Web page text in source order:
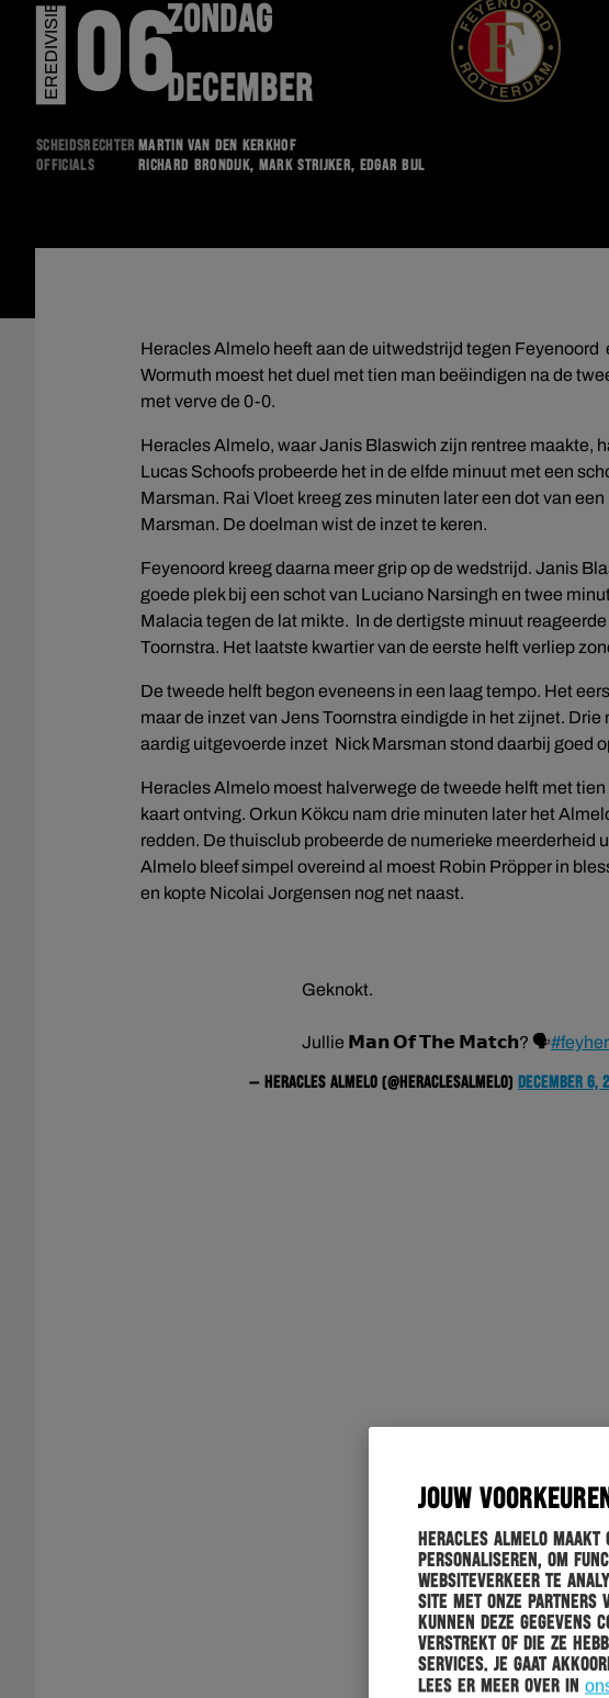
JOUW VOORKEUREN
Heracles Almelo
personaliseren, om
websiteverkeer te
site met onze partners
kunnen deze gegevens
verstrekt of die ze
services. Je gaat
Lees er meer over in
EREDIVISIE 06ZONDAG
DECEMBER
Scheidsrechter Martin van den Kerkhof
Officials
Richard Brondijk, Mark Strijker, Edgar Bijl
Heracles Almelo heeft aan de uitwedstrijd tegen
Wormuth moest het duel met tien man beëindigen na de
met verve de 0-0.
Heracles Almelo, waar Janis Blaswich zijn rentree maakte,
Lucas Schoofs probeerde het in de elfde minuut met een
Marsman. Rai Vloet kreeg zes minuten later een dot van
Marsman. De doelman wist de inzet te keren.
Feyenoord kreeg daarna meer grip op de wedstrijd. Janis
goede plek bij een schot van Luciano Narsingh en twee
Malacia tegen de lat mikte. In de dertigste minuut
Toornstra. Het laatste kwartier van de eerste helft verliep
De tweede helft begon eveneens in een laag tempo. Het
maar de inzet van Jens Toornstra eindigde in het zijnet.
aardig uitgevoerde inzet Nick Marsman stond daarbij goed
Heracles Almelo moest halverwege de tweede helft met
kaart ontving. Orkun Kökcu nam drie minuten later het
redden. De thuisclub probeerde de numerieke meerderheid
Almelo bleef simpel overeind al moest Robin Pröpper in
en kopte Nicolai Jorgensen nog net naast.
Geknokt.
Jullie 𝗠𝗮𝗻 𝗢𝗳 𝗧𝗵𝗲 𝗠𝗮𝘁𝗰𝗵? 🗣#feyher
— Heracles Almelo (@HeraclesAlmelo) December 6,